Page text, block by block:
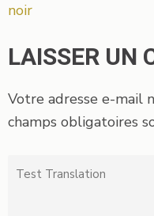
noir
LAISSER UN
Votre adresse e-mail
champs obligatoires
Test